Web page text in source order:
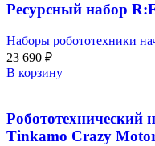
Ресурсный набор
Наборы робототехники
23 690 ₽
В корзину
Робототехнический
Tinkamo Crazy